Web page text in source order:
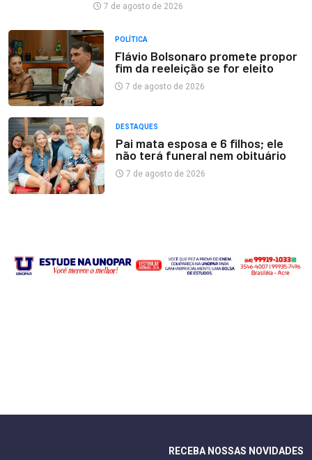
7 de agosto de 2026
POLÍTICA
Flávio Bolsonaro promete propor
fim da reeleição se for eleito
7 de agosto de 2026
DESTAQUES
Pai mata esposa e 6 filhos; ele
não terá funeral nem obituário
7 de agosto de 2026
RECEBA NOSSAS NOVIDADES